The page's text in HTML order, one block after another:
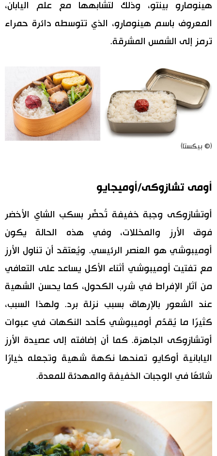
هينومارو بينتو، وذلك لتشابهها مع علم اليابان،
المعروف باسم هينومارو، الذي تتوسطه دائرة حمراء
ترمز إلى الشمس المشرقة.
(© بيكستا)
أومى تشازوكى/أوميجايو
أوتشازوكى وجبة خفيفة تُحضَّر بسكب الشاي الأخضر
فوق الأرز والمخللات، وفي هذه الحالة يكون
أوميبوشي هو العنصر الرئيسي. ويُعتقد أن تناول الأرز
مع تفتيت أوميبوشي أثناء الأكل يساعد على التعافي
من آثار الإفراط في شرب الكحول، كما يحسن الشهية
عند الشعور بالإرهاق بسبب نزلة برد. ولهذا السبب،
كثيرًا ما يُقدَّم أوميبوشي كأحد النكهات في عبوات
أوتشازوكى الجاهزة. كما أن إضافته إلى عصيدة الأرز
اليابانية أوكايو تمنحها نكهة شهية وتجعله خيارًا
شائعًا في الوجبات الخفيفة والمهدئة للمعدة.